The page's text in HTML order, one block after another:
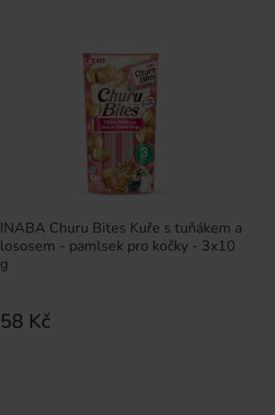
INABA Churu Bites Kuře s tuňákem a
lososem - pamlsek pro kočky - 3x10
g
58 Kč